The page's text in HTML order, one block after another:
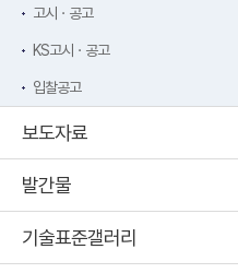
고시ㆍ공고
KS고시ㆍ공고
입찰공고
보도자료
발간물
기술표준갤러리